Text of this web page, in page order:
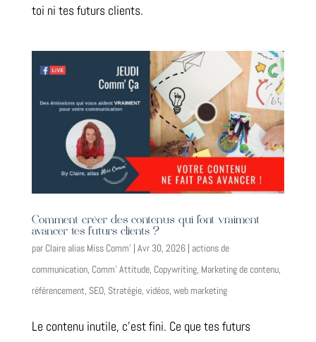
toi ni tes futurs clients.
Comment créer des contenus qui font vraiment
avancer tes futurs clients ?
par Claire alias Miss Comm' | Avr 30, 2026| actions de
communication, Comm' Attitude, Copywriting, Marketing de contenu,
référencement, SEO, Stratégie, vidéos, web marketing
Le contenu inutile, c’est fini. Ce que tes futurs